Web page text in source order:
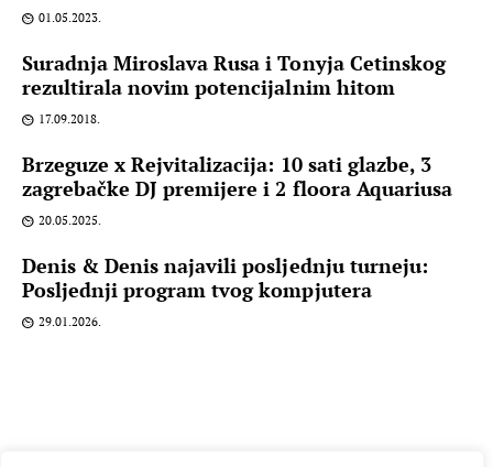
01.05.2023.
Suradnja Miroslava Rusa i Tonyja Cetinskog
rezultirala novim potencijalnim hitom
17.09.2018.
Brzeguze x Rejvitalizacija: 10 sati glazbe, 3
zagrebačke DJ premijere i 2 floora Aquariusa
20.05.2025.
Denis & Denis najavili posljednju turneju:
Posljednji program tvog kompjutera
29.01.2026.